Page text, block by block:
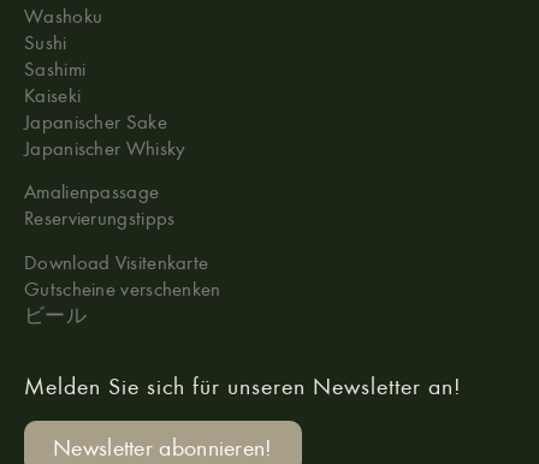
Washoku
Sushi
Sashimi
Kaiseki
Japanischer Sake
Japanischer Whisky
Amalienpassage
Reservierungstipps
Download Visitenkarte
Gutscheine verschenken
ビール
Melden Sie sich für unseren Newsletter an!
Newsletter abonnieren!